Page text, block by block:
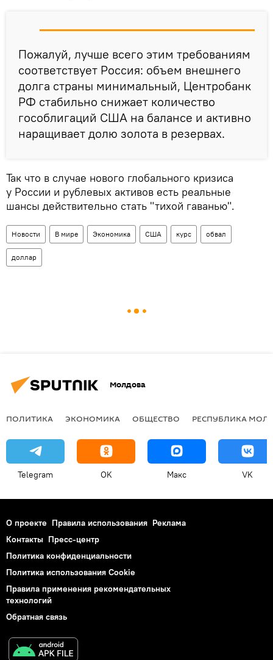
Пожалуй, лучше всего этим требованиям
соответствует Россия: объем внешнего
долга страны минимальный, Центробанк
РФ стабильно снижает количество
гособлигаций США на балансе и активно
наращивает долю золота в резервах.
Так что в случае нового глобального кризиса
у России и рублевых активов есть реальные
шансы действительно стать "тихой гаванью".
Новости В мире Экономика США курс обвал
доллар
Молдова
ПОЛИТИКА ЭКОНОМИКА ОБЩЕСТВО РЕСПУБЛИКА
Telegram OK Макс VK
О проекте Правила использования Реклама
Контакты Пресс-центр
Политика конфиденциальности
Политика использования Cookie
Правила применения рекомендательных
технологий
Обратная связь